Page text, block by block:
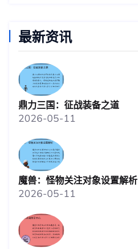
最新资讯
鼎力三国：征战装备之道
2026-05-11
魔兽：怪物关注对象设置解析
2026-05-11